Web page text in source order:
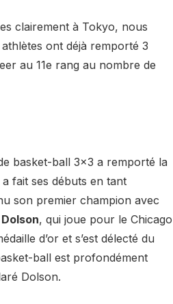
clairement à Tokyo, nous
ont déjà remporté 3
au 11e rang au nombre de
basket-ball 3×3 a remporté la
fait ses débuts en tant
son premier champion avec
, qui joue pour le Chicago
d’or et s’est délecté du
ball est profondément
Dolson.